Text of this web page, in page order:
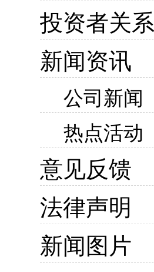
投资者关系
新闻资讯
公司新闻
热点活动
意见反馈
法律声明
新闻图片